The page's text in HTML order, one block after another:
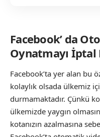
Facebook’ da
Oynatmayı İptal
Facebook’ta yer alan bu
kolaylık olsada ülkemiz
durmamaktadır. Çünkü
ülkemizde yaygın
kotanızın azalmasına